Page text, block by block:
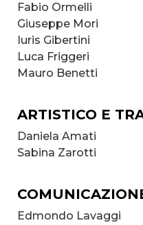
Fabio Ormelli
Giuseppe Mori
Iuris Gibertini
Luca Friggeri
Mauro Benetti
ARTISTICO E
Daniela Amati
Sabina Zarotti
Edmondo Lavaggi